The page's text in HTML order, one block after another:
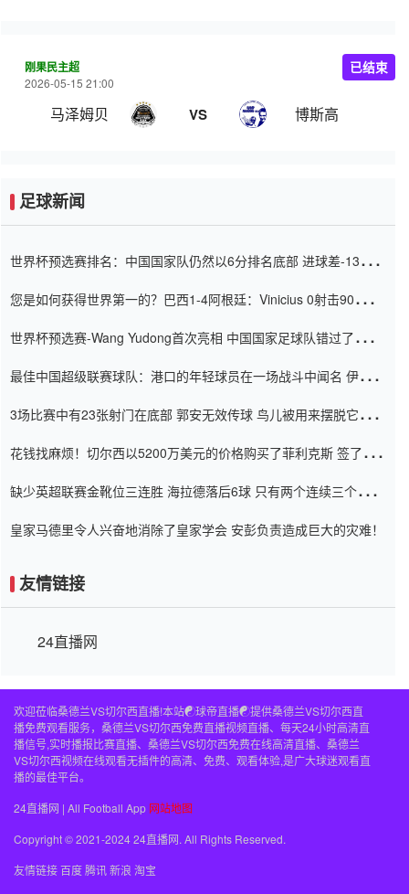
刚果民主超
2026-05-15 21:00
马泽姆贝 VS 博斯高
已结束
足球新闻
世界杯预选赛排名：中国国家队仍然以6分排名底部 进球差-13令人
您是如何获得世界第一的？巴西1-4阿根廷：Vinicius 0射击90分钟
世界杯预选赛-Wang Yudong首次亮相 中国国家足球队错过了世界
最佳中国超级联赛球队：港口的年轻球员在一场战斗中闻名 伊万放
3场比赛中有23张射门在底部 郭安无效传球 鸟儿被用来摆脱它
花钱找麻烦！切尔西以5200万美元的价格购买了菲利克斯 签了7年
缺少英超联赛金靴位三连胜 海拉德落后6球 只有两个连续三个连续
皇家马德里令人兴奋地消除了皇家学会 安彭负责造成巨大的灾难！
友情链接
24直播网
欢迎莅临桑德兰VS切尔西直播!本站☯球帝直播☯提供桑德兰VS切尔西直
播免费观看服务，桑德兰VS切尔西免费直播视频直播、每天24小时高清直
播信号,实时播报比赛直播、桑德兰VS切尔西免费在线高清直播、桑德兰
VS切尔西视频在线观看无插件的高清、免费、观看体验,是广大球迷观看直
播的最佳平台。
24直播网 | All Football App 网站地图
Copyright © 2021-2024 24直播网. All Rights Reserved.
友情链接百度腾讯新浪 淘宝